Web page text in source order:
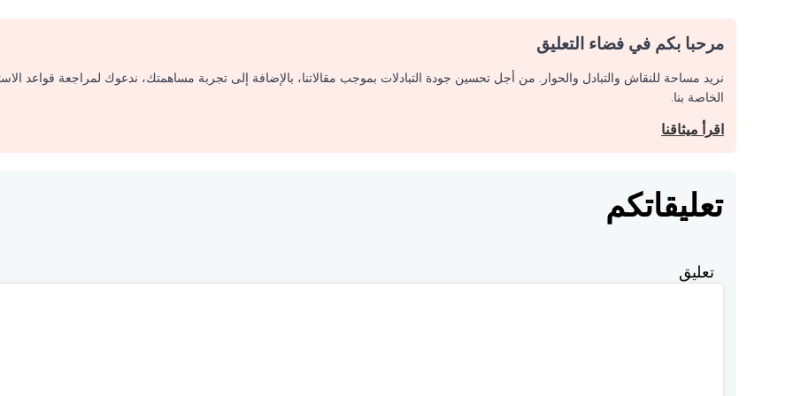
مرحبا بكم في فضاء التعليق
نريد مساحة للنقاش والتبادل والحوار. من أجل تحسين جودة التبادلات بموجب مقالاتنا، بالإضافة إلى تجربة مساهمتك، ندعوك لمراجعة قواعد
الخاصة بنا.
اقرأ ميثاقنا
تعليقاتكم
تعليق